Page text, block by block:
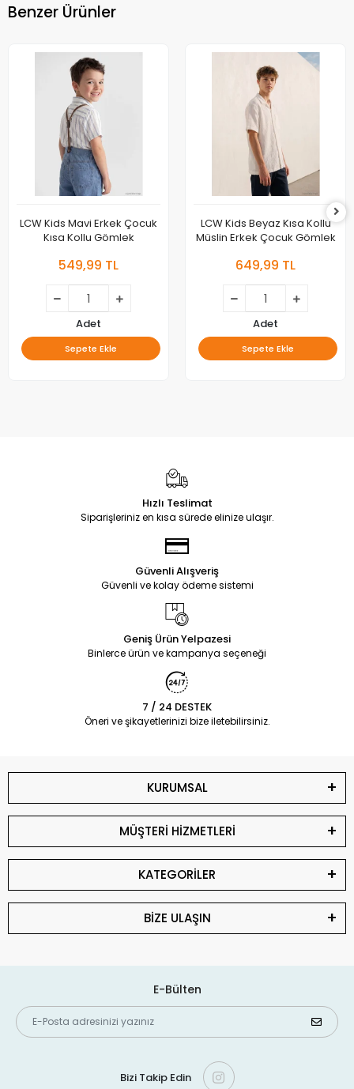
Benzer Ürünler
LCW Kids Mavi Erkek Çocuk
Kısa Kollu Gömlek
549,99 TL
Adet
Sepete Ekle
LCW Kids Beyaz Kısa Kollu
Müslin Erkek Çocuk Gömlek
649,99 TL
Adet
Sepete Ekle
Hızlı Teslimat
Siparişleriniz en kısa sürede elinize ulaşır.
Güvenli Alışveriş
Güvenli ve kolay ödeme sistemi
Geniş Ürün Yelpazesi
Binlerce ürün ve kampanya seçeneği
7 / 24 DESTEK
Öneri ve şikayetlerinizi bize iletebilirsiniz.
KURUMSAL
MÜŞTERİ HİZMETLERİ
KATEGORİLER
BİZE ULAŞIN
E-Bülten
Bizi Takip Edin